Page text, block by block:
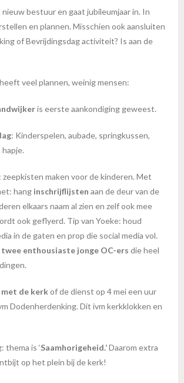
bestuur en gaat jubileumjaar in. In
en plannen. Misschien ook aansluiten
of Bevrijdingsdag activiteit? Is aan de
heeft veel plannen, weinig mensen:
is eerste aankondiging geweest.
: Kinderspelen, aubade, springkussen,
zeepkisten maken voor de kinderen. Met
hang inschrijflijsten aan de deur van de
elkaars naam al zien en zelf ook mee
ook geflyerd. Tip van Yoeke: houd
in de gaten en prop die social media vol.
twee enthousiaste jonge OC-ers die heel
de kerkof de dienst op 4 mei een uur
Dodenherdenking. Dit ivm kerkklokken en
thema is ‘Saamhorigeheid.’Daarom extra
op het plein bij de kerk!